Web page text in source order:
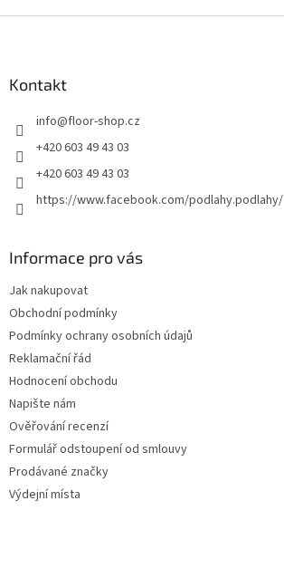
Kontakt
info@floor-shop.cz
+420 603 49 43 03
+420 603 49 43 03
https://www.facebook.com/podlahy.podlahy/
Informace pro vás
Jak nakupovat
Obchodní podmínky
Podmínky ochrany osobních údajů
Reklamační řád
Hodnocení obchodu
Napište nám
Ověřování recenzí
Formulář odstoupení od smlouvy
Prodávané značky
Výdejní místa